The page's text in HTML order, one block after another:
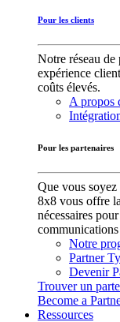
Pour les clients
Notre réseau de
expérience
coûts élevés.
A propos
Pour les partenaires
Que vous soyez
8x8 vous offre
nécessaires
Notre
Partner
Devenir
Trouver un
Become a
Ressources